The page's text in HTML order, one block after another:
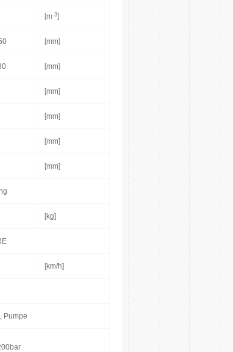
[m 3]
[mm]
[mm]
[mm]
[mm]
[mm]
[mm]
[kg]
[km/h]
Pumpe